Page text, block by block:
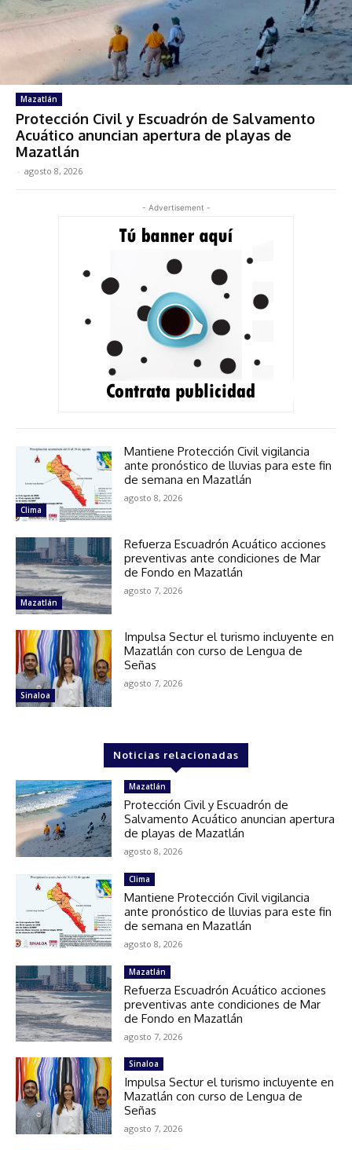
Mazatlán
Protección Civil y Escuadrón de Salvamento
Acuático anuncian apertura de playas de
Mazatlán
- agosto 8, 2026
- Advertisement -
Clima
Mantiene Protección Civil vigilancia
ante pronóstico de lluvias para este fin
de semana en Mazatlán
agosto 8, 2026
Mazatlán
Refuerza Escuadrón Acuático acciones
preventivas ante condiciones de Mar
de Fondo en Mazatlán
agosto 7, 2026
Sinaloa
Impulsa Sectur el turismo incluyente en
Mazatlán con curso de Lengua de
Señas
agosto 7, 2026
Noticias relacionadas
Mazatlán
Protección Civil y Escuadrón de
Salvamento Acuático anuncian apertura
de playas de Mazatlán
agosto 8, 2026
Clima
Mantiene Protección Civil vigilancia
ante pronóstico de lluvias para este fin
de semana en Mazatlán
agosto 8, 2026
Mazatlán
Refuerza Escuadrón Acuático acciones
preventivas ante condiciones de Mar
de Fondo en Mazatlán
agosto 7, 2026
Sinaloa
Impulsa Sectur el turismo incluyente en
Mazatlán con curso de Lengua de
Señas
agosto 7, 2026